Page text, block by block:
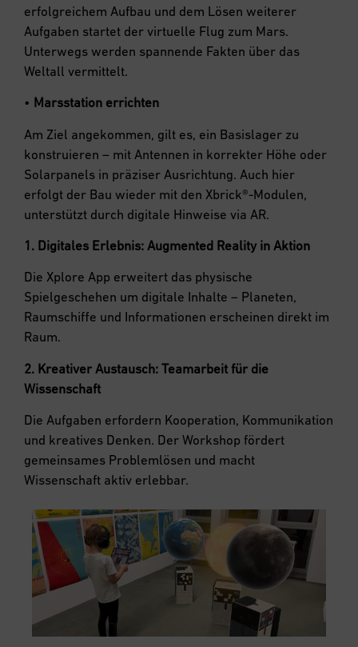
erfolgreichem Aufbau und dem Lösen weiterer
Aufgaben startet der virtuelle Flug zum Mars.
Unterwegs werden spannende Fakten über das
Weltall vermittelt.
• Marsstation errichten
Am Ziel angekommen, gilt es, ein Basislager zu
konstruieren – mit Antennen in korrekter Höhe oder
Solarpanels in präziser Ausrichtung. Auch hier
erfolgt der Bau wieder mit den Xbrick®-Modulen,
unterstützt durch digitale Hinweise via AR.
1. Digitales Erlebnis: Augmented Reality in Aktion
Die Xplore App erweitert das physische
Spielgeschehen um digitale Inhalte – Planeten,
Raumschiffe und Informationen erscheinen direkt im
Raum.
2. Kreativer Austausch: Teamarbeit für die
Wissenschaft
Die Aufgaben erfordern Kooperation, Kommunikation
und kreatives Denken. Der Workshop fördert
gemeinsames Problemlösen und macht
Wissenschaft aktiv erlebbar.